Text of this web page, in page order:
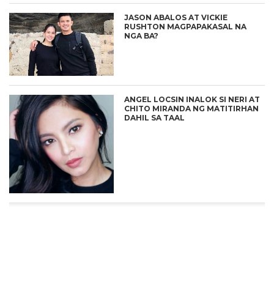
JASON ABALOS AT VICKIE
RUSHTON MAGPAPAKASAL NA
NGA BA?
ANGEL LOCSIN INALOK SI NERI AT
CHITO MIRANDA NG MATITIRHAN
DAHIL SA TAAL